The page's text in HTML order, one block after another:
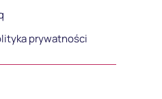
prywatności